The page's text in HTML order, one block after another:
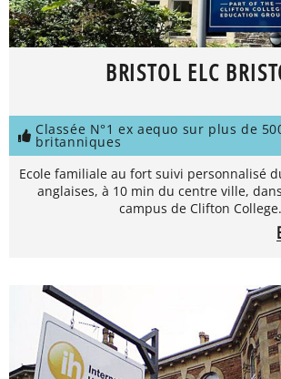
BRISTOL ELC
Classée N°1 ex aequo sur plus de
britanniques
Ecole familiale au fort suivi personnalisé
anglaises, à 10 min du centre ville,
campus de Clifton